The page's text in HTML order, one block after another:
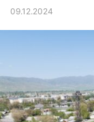
09.12.2024